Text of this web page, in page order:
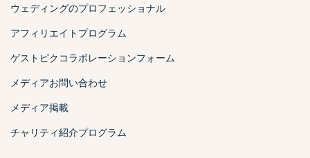
ウェディングのプロフェッショナル
アフィリエイトプログラム
ゲストピクコラボレーションフォーム
メディアお問い合わせ
メディア掲載
チャリティ紹介プログラム